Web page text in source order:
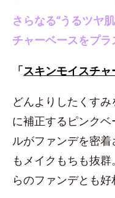
さらなる“うるツヤ
チャーベースをプラ
「スキンモイスチャ
どんよりしたくす
に補正するピンク
ルがファンデを密
もメイクもちも抜
らのファンデとも好